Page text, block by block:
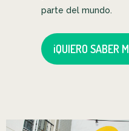
parte del mundo.
¡QUIERO SABER